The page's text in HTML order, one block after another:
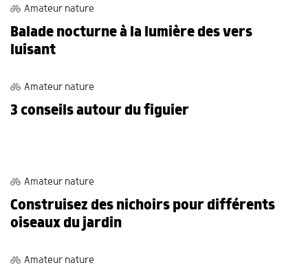
Amateur nature
Balade nocturne à la lumière des vers
luisant
Amateur nature
3 conseils autour du figuier
Amateur nature
Construisez des nichoirs pour différents
oiseaux du jardin
Amateur nature